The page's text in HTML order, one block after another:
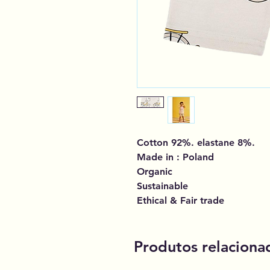
Cotton 92%. elastane 8%.
Made in : Poland
Organic
Sustainable
Ethical & Fair trade
Produtos